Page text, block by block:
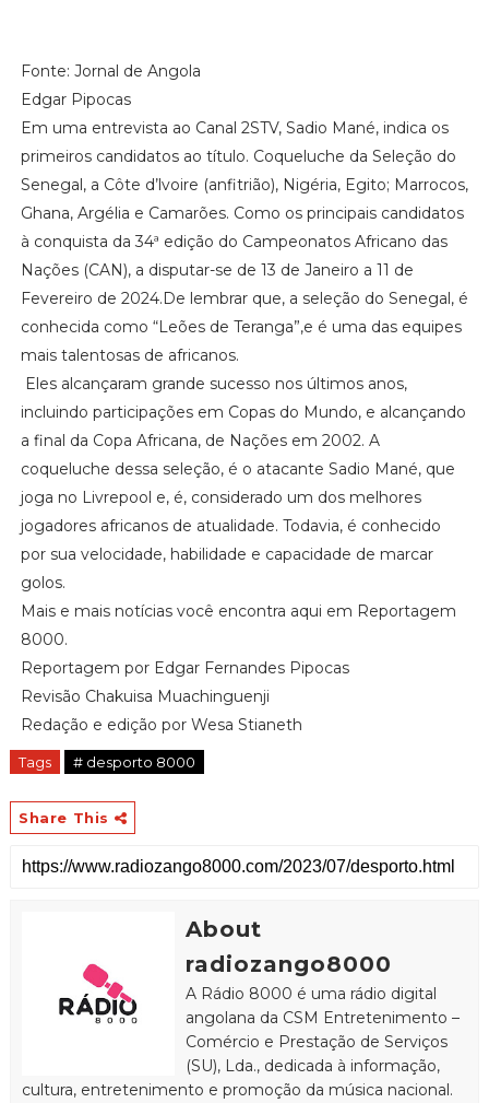
Fonte: Jornal de Angola
Edgar Pipocas
Em uma entrevista ao Canal 2STV, Sadio Mané, indica os
primeiros candidatos ao título. Coqueluche da Seleção do
Senegal, a Côte d’lvoire (anfitrião), Nigéria, Egito; Marrocos,
Ghana, Argélia e Camarões. Como os principais candidatos
à conquista da 34ª edição do Campeonatos Africano das
Nações (CAN), a disputar-se de 13 de Janeiro a 11 de
Fevereiro de 2024.De lembrar que, a seleção do Senegal, é
conhecida como “Leões de Teranga”,e é uma das equipes
mais talentosas de africanos.
Eles alcançaram grande sucesso nos últimos anos,
incluindo participações em Copas do Mundo, e alcançando
a final da Copa Africana, de Nações em 2002. A
coqueluche dessa seleção, é o atacante Sadio Mané, que
joga no Livrepool e, é, considerado um dos melhores
jogadores africanos de atualidade. Todavia, é conhecido
por sua velocidade, habilidade e capacidade de marcar
golos.
Mais e mais notícias você encontra aqui em Reportagem
8000.
Reportagem por Edgar Fernandes Pipocas
Revisão Chakuisa Muachinguenji
Redação e edição por Wesa Stianeth
Tags # desporto 8000
Share This
About
radiozango8000
A Rádio 8000 é uma rádio digital
angolana da CSM Entretenimento –
Comércio e Prestação de Serviços
(SU), Lda., dedicada à informação,
cultura, entretenimento e promoção da música nacional.